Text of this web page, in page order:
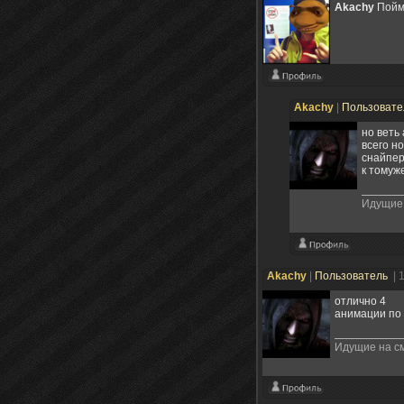
Akachy
Akachy
но веть
всего
к
Идущие
Akachy Пользователь
|
отлично 4
анимации по
Идущие на